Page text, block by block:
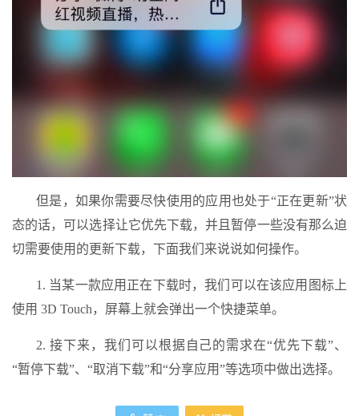
但是，如果你需要尽快使用的应用也处于“正在更新”状
态的话，可以选择让它优先下载，并且暂停一些没有那么迫
切需要使用的更新下载，下面我们来说说如何操作。
1. 当某一款应用正在下载时，我们可以在该应用图标上
使用 3D Touch，屏幕上就会弹出一个快捷菜单。
2. 接下来，我们可以根据自己的需求在“优先下载”、
“暂停下载”、“取消下载”和“分享应用”等选项中做出选择。